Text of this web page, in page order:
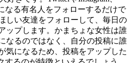
なる有名人をフォローするだけで
しい友達をフォローして、毎日の
ップします。かまちょな女性は誰
なるのではなく、自分の投稿に誰
気になるため、投稿をアップした